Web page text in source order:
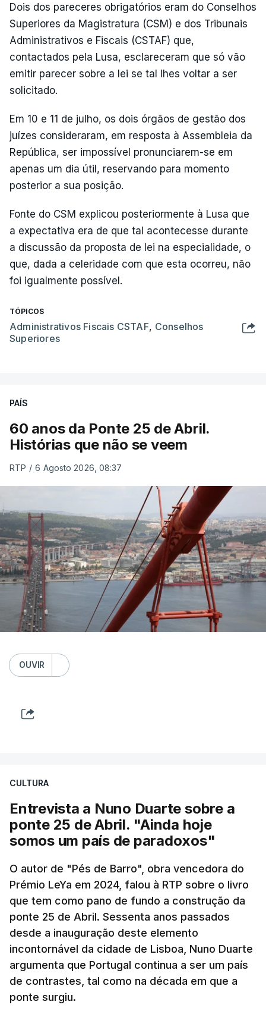
Dois dos pareceres obrigatórios eram do Conselhos
Superiores da Magistratura (CSM) e dos Tribunais
Administrativos e Fiscais (CSTAF) que,
contactados pela Lusa, esclareceram que só vão
emitir parecer sobre a lei se tal lhes voltar a ser
solicitado.
Em 10 e 11 de julho, os dois órgãos de gestão dos
juízes consideraram, em resposta à Assembleia da
República, ser impossível pronunciarem-se em
apenas um dia útil, reservando para momento
posterior a sua posição.
Fonte do CSM explicou posteriormente à Lusa que
a expectativa era de que tal acontecesse durante
a discussão da proposta de lei na especialidade, o
que, dada a celeridade com que esta ocorreu, não
foi igualmente possível.
TÓPICOS
Administrativos Fiscais CSTAF, Conselhos
Superiores
PAÍS
60 anos da Ponte 25 de Abril.
Histórias que não se veem
RTP / 6 Agosto 2026, 08:37
OUVIR
CULTURA
Entrevista a Nuno Duarte sobre a
ponte 25 de Abril. "Ainda hoje
somos um país de paradoxos"
O autor de "Pés de Barro", obra vencedora do
Prémio LeYa em 2024, falou à RTP sobre o livro
que tem como pano de fundo a construção da
ponte 25 de Abril. Sessenta anos passados
desde a inauguração deste elemento
incontornável da cidade de Lisboa, Nuno Duarte
argumenta que Portugal continua a ser um país
de contrastes, tal como na década em que a
ponte surgiu.